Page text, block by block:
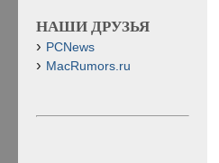
НАШИ ДРУЗЬЯ
PCNews
MacRumors.ru